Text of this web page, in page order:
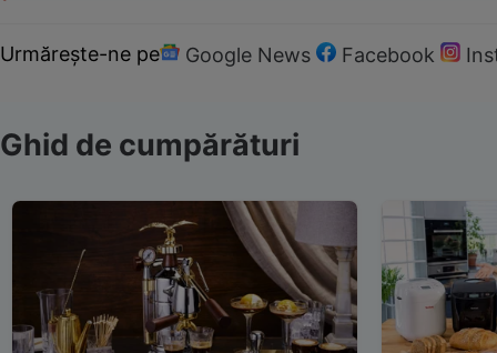
Urmărește-ne pe Google News Facebook
Ghid de cumpărături